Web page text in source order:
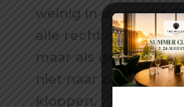
weinig in de media.
alle recht op de
maar als geboren
niet naar zichzelf op
kloppen.